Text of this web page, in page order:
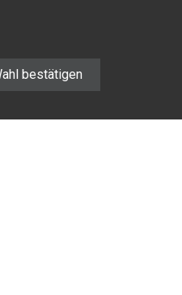
bestätigen